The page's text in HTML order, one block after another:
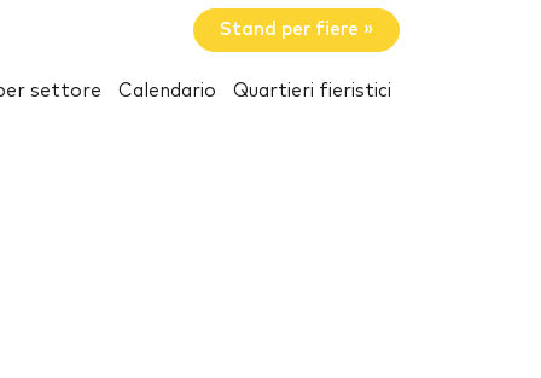
Stand per fiere »
settore Calendario Quartieri fieristici